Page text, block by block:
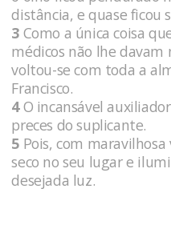
distância, e quase ficou
3 Como a única coisa
médicos não lhe davam
voltou-se com toda a
Francisco.
4O incansável
preces do suplicante.
5 Pois, com
seco no seu lugar e
desejada luz.